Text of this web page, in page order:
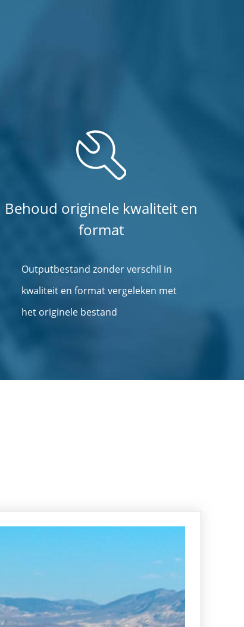
Behoud originele kwaliteit en
format
Outputbestand zonder verschil in
kwaliteit en format vergeleken met
het originele bestand